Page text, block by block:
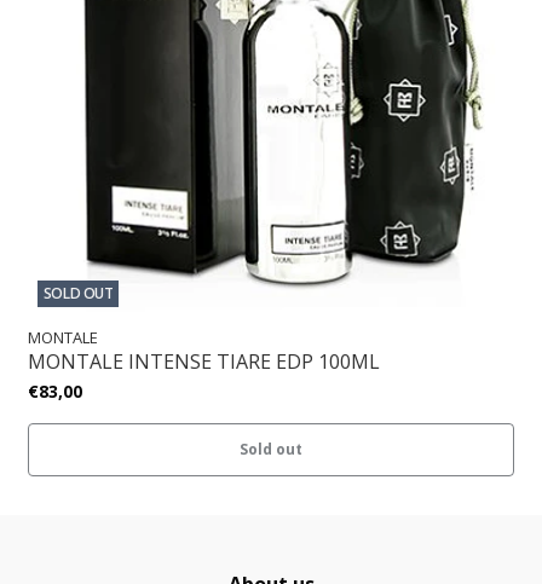
SOLD OUT
MONTALE
MONTALE INTENSE TIARE EDP 100ML
€83,00
Sold out